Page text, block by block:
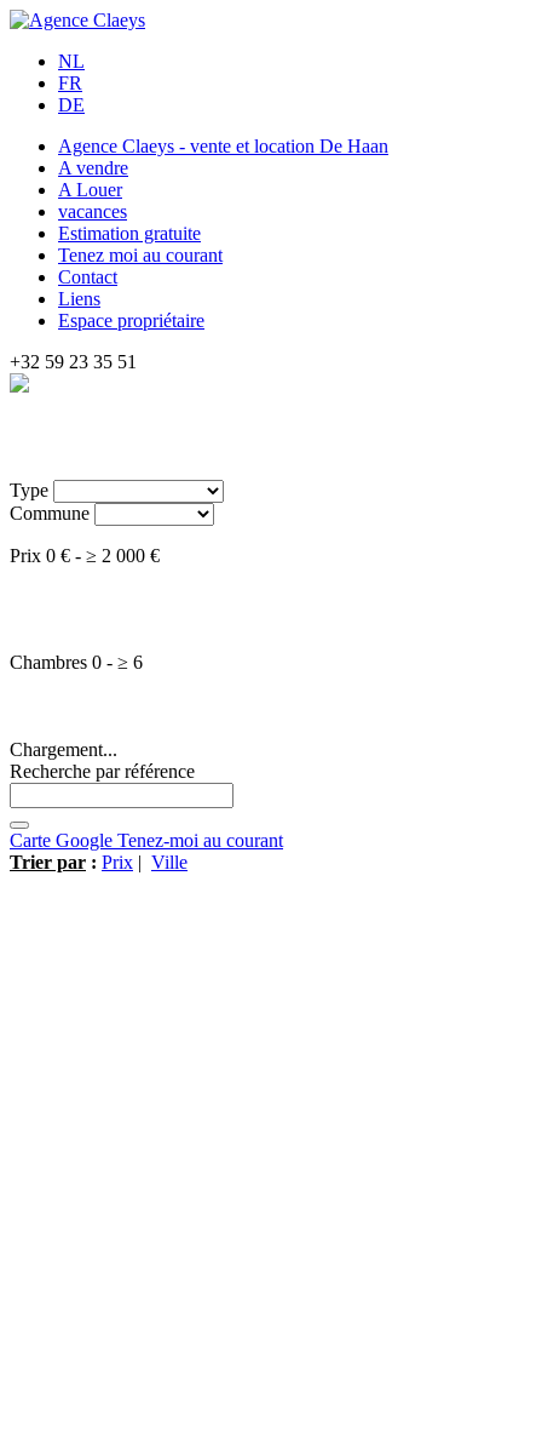
NL
FR
DE
Agence Claeys - vente et location De Haan
A vendre
A Louer
vacances
Estimation gratuite
Tenez moi au courant
Contact
Liens
Espace propriétaire
+32 59 23 35 51
Type
Commune
Prix 0 € - ≥ 2 000 €
Chambres 0 - ≥ 6
Chargement...
Recherche par référence
Carte Google Tenez-moi au courant
Trier par : Prix | Ville